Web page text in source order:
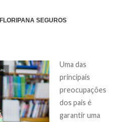
FLORIPANA SEGUROS
Uma das
principais
preocupações
dos pais é
garantir uma